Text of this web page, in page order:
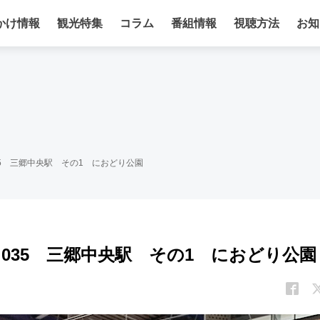
け情報 観光特集 コラム 番組情報 視聴方法 お
三郷中央駅 その1 におどり公園
035 三郷中央駅 その1 におどり公園